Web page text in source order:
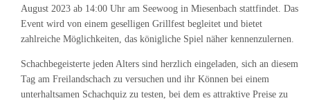
August 2023 ab 14:00 Uhr am Seewoog in Miesenbach stattfindet. Das
Event wird von einem geselligen Grillfest begleitet und bietet
zahlreiche Möglichkeiten, das königliche Spiel näher kennenzulernen.
Schachbegeisterte jeden Alters sind herzlich eingeladen, sich an diesem
Tag am Freilandschach zu versuchen und ihr Können bei einem
unterhaltsamen Schachquiz zu testen, bei dem es attraktive Preise zu